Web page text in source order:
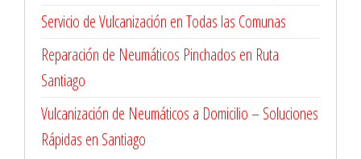
Servicio de Vulcanización en Todas las Comunas
Reparación de Neumáticos Pinchados en Ruta
Santiago
Vulcanización de Neumáticos a Domicilio – Soluciones
Rápidas en Santiago